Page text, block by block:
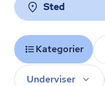
Sted
Kategorier
Underviser